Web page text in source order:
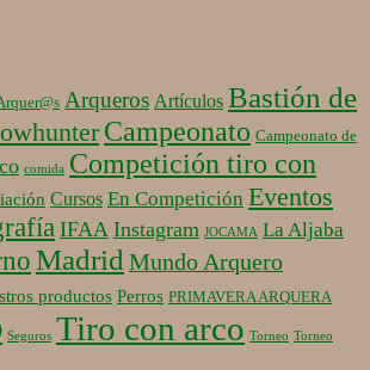
Arqueros Artículos Bastión de
Campeonato Campeonato de
comida Competición tiro con
Cursos En Competición Eventos
IFAA Instagram JOCAMA La Aljaba
Madrid Mundo Arquero
productos Perros PRIMAVERA ARQUERA
Seguros Tiro con arco Torneo Torneo